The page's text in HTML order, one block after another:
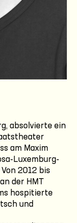
absolvierte ein
am Maxim
Luxemburg-
2012 bis
der HMT
hospitierte
und